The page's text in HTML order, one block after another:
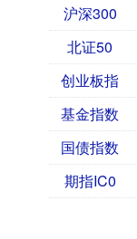
沪深300
北证50
创业板指
基金指数
国债指数
期指IC0